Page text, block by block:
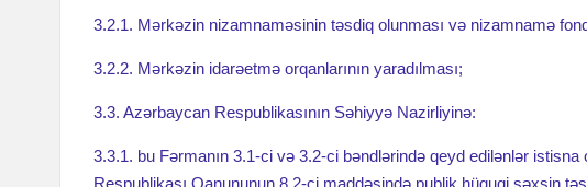
Elmi Cərrahiyyə Mərkəzində Ulu Öndər Heydər Əliyevin xatirəsi anıldı
Çin Milli İnsan Genomu Mərkəzinin departament direktoru Səhiyyə
Elmi Cərrahiyyə Mərkəzində professor Əliniyaz Məmmədovun 70 illik
Azərbaycanda “İmmunlaşdırma həftəsi” keçiriləcək
3.2.1. Mərkəzin nizamnaməsinin təsdiq olunması və nizamnamə
3.2.2. Mərkəzin idarəetmə orqanlarının yaradılması;
3.3. Azərbaycan Respublikasının Səhiyyə Nazirliyinə:
3.3.1. bu Fərmanın 3.1-ci və 3.2-ci bəndlərində qeyd edilənlər
Respublikası Qanununun 8.2-ci maddəsində publik hüquqi şəxsin